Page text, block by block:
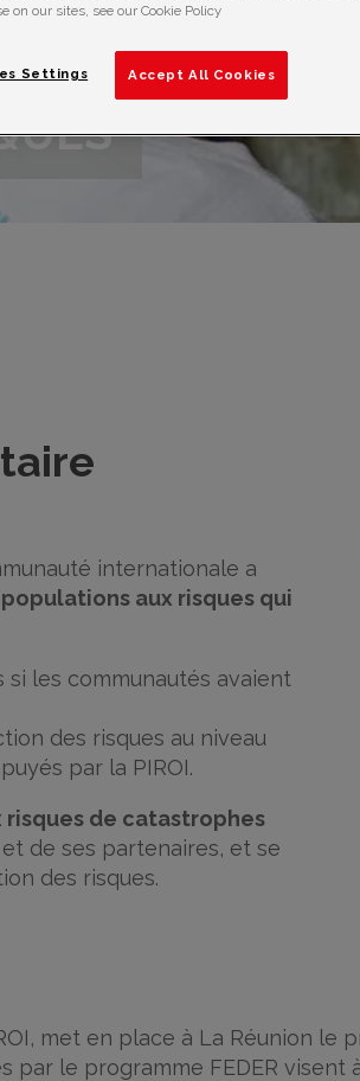
internationale a
aux risques qui
les communautés avaient
des risques au niveau
par la PIROI.
de catastrophes
et de ses partenaires, et se
des risques.
met en place à La Réunion le
par le programme FEDER
on our sites, see our Cookie Policy
Accept All Cookies
Settings